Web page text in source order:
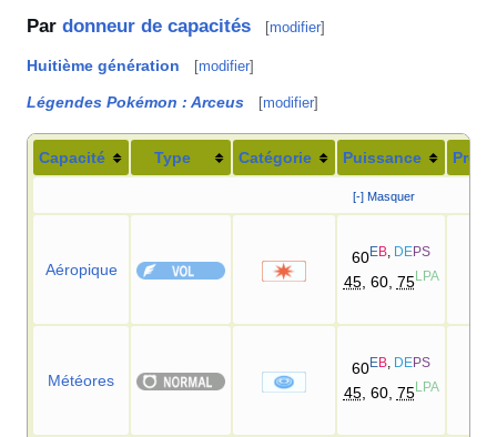
Par donneur de capacités [modifier]
Huitième génération [modifier]
Légendes Pokémon : Arceus [modifier]
Capacité Type Catégorie Puissance
[-] Masquer
Aéropique
60EB DEPS
45, 60, 75 LPA
Météores
60EB DEPS
45, 60, 75 LPA